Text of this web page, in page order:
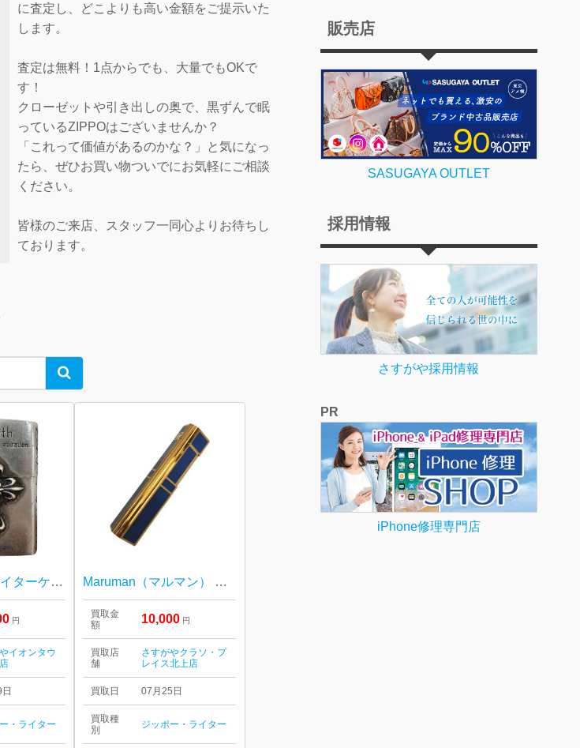
に査定し、どこよりも高い金額をご提示いた
します。
査定は無料！1点からでも、大量でもOKで
す！
クローゼットや引き出しの奥で、黒ずんで眠
っているZIPPOはございませんか？
「これって価値があるのかな？」と気になっ
たら、ぜひお買い物ついでにお気軽にご相談
ください。
皆様のご来店、スタッフ一同心よりお待ちし
ております。
Search
925シルバー ライターケース
円
イオンタウ
・ライター
Maruman（マルマン） ライター 青ラッカー×ゴールドカラー
買取金
額
10,000 円
買取店
舗
さすがやクラソ・プ
レイス北上店
買取日 07月25日
買取種
別
ジッポー・ライター
販売店
SASUGAYA OUTLET
採用情報
さすがや採用情報
PR
iPhone修理専門店